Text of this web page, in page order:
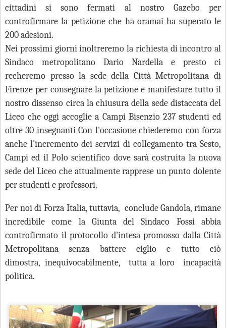
cittadini si sono fermati al nostro Gazebo per
controfirmare la petizione che ha oramai ha superato le
200 adesioni.
Nei prossimi giorni inoltreremo la richiesta di incontro al
Sindaco metropolitano Dario Nardella e presto ci
recheremo presso la sede della Città Metropolitana di
Firenze per consegnare la petizione e manifestare tutto il
nostro dissenso circa la chiusura della sede distaccata del
Liceo che oggi accoglie a Campi Bisenzio 237 studenti ed
oltre 30 insegnanti Con l'occasione chiederemo con forza
anche l'incremento dei servizi di collegamento tra Sesto,
Campi ed il Polo scientifico dove sarà costruita la nuova
sede del Liceo che attualmente rapprese un punto dolente
per studenti e professori.
Per noi di Forza Italia, tuttavia, conclude Gandola, rimane
incredibile come la Giunta del Sindaco Fossi abbia
controfirmato il protocollo d'intesa promosso dalla Città
Metropolitana senza battere ciglio e tutto ciò
dimostra, inequivocabilmente, tutta a loro incapacità
politica.